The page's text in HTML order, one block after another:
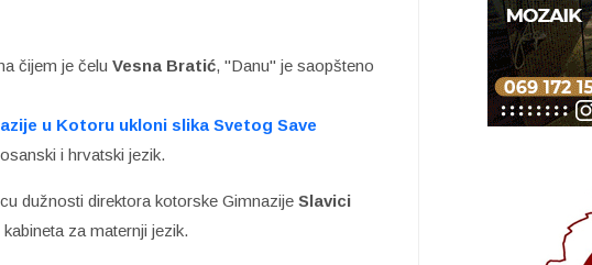
čijem je čelu Vesna Bratić, "Danu" je saopšteno
u Kotoru ukloni slika Svetog Save
i hrvatski jezik.
dužnosti direktora kotorske Gimnazije Slavici
za maternji jezik.